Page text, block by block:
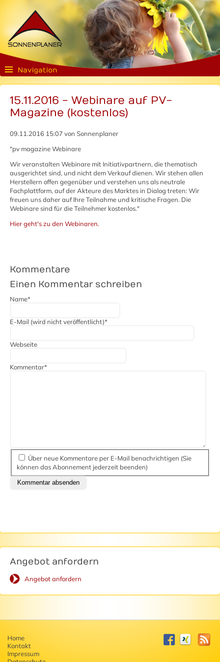
Navigation
15.11.2016 - Webinare auf PV-
Magazine (kostenlos)
09.11.2016 15:07 von Sonnenplaner
"pv magazine Webinare
Wir veranstalten Webinare mit Initiativpartnern, die thematisch
ausgerichtet sind, und nicht dem Verkauf dienen. Wir stehen allen
Herstellern offen gegenüber und verstehen uns als neutrale
Fachplattform, auf der Akteure des Marktes in Dialog treten: Wir
freuen uns daher auf Ihre Teilnahme und kritische Fragen. Die
Webinare sind für die Teilnehmer kostenlos."
Hier geht's zu den Webinaren.
Kommentare
Einen Kommentar schreiben
Pflichtfeld
Name*
Pflichtfeld
E-Mail (wird nicht veröffentlicht)*
Webseite
Pflichtfeld
Kommentar*
Über neue Kommentare per E-Mail benachrichtigen (Sie
können das Abonnement jederzeit beenden)
Kommentar absenden
Angebot anfordern
Angebot anfordern
Home
Kontakt
Impressum